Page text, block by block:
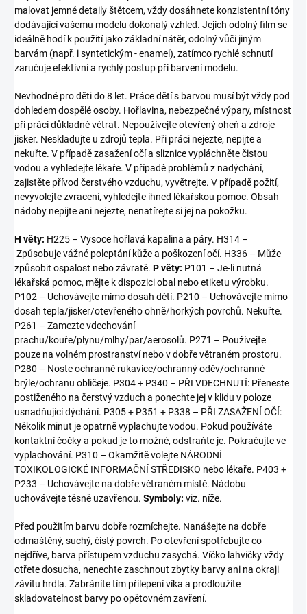
malovat jemné detaily štětcem, vždy dosáhnete konzistentní tóny
dodávající vašemu modelu dokonalý vzhled. Jejich odolný film se
ideálně hodí k použití jako základní nátěr, odolný vůči jiným
barvám (např. i syntetickým - enamel), zatímco rychlé schnutí
zaručuje efektivní a rychlý postup při barvení modelu.
Nevhodné pro děti do 8 let. Práce dětí s barvou musí být vždy pod
dohledem dospělé osoby. Hořlavina, nebezpečné výpary, místnost
při práci důkladně větrat. Nepoužívejte otevřený oheň a zdroje
jisker. Neskladujte u zdrojů tepla. Při práci nejezte, nepijte a
nekuřte. V případě zasažení očí a sliznice vypláchněte čistou
vodou a vyhledejte lékaře. V případě problémů z nadýchání,
zajistěte přívod čerstvého vzduchu, vyvětrejte. V případě požití,
nevyvolejte zvracení, vyhledejte ihned lékařskou pomoc. Obsah
nádoby nepijte ani nejezte, nenatírejte si jej na pokožku.
H věty: H225 – Vysoce hořlavá kapalina a páry. H314 –
Způsobuje vážné poleptání kůže a poškození očí. H336 – Může
způsobit ospalost nebo závratě. P věty: P101 – Je-li nutná
lékařská pomoc, mějte k dispozici obal nebo etiketu výrobku.
P102 – Uchovávejte mimo dosah dětí. P210 – Uchovávejte mimo
dosah tepla/jisker/otevřeného ohně/horkých povrchů. Nekuřte.
P261 – Zamezte vdechování
prachu/kouře/plynu/mlhy/par/aerosolů. P271 – Používejte
pouze na volném prostranství nebo v dobře větraném prostoru.
P280 – Noste ochranné rukavice/ochranný oděv/ochranné
brýle/ochranu obličeje. P304 + P340 – PŘI VDECHNUTÍ: Přeneste
postiženého na čerstvý vzduch a ponechte jej v klidu v poloze
usnadňující dýchání. P305 + P351 + P338 – PŘI ZASAŽENÍ OČÍ:
Několik minut je opatrně vyplachujte vodou. Pokud používáte
kontaktní čočky a pokud je to možné, odstraňte je. Pokračujte ve
vyplachování. P310 – Okamžitě volejte NÁRODNÍ
TOXIKOLOGICKÉ INFORMAČNÍ STŘEDISKO nebo lékaře. P403 +
P233 – Uchovávejte na dobře větraném místě. Nádobu
uchovávejte těsně uzavřenou. Symboly: viz. níže.
Před použitím barvu dobře rozmíchejte. Nanášejte na dobře
odmaštěný, suchý, čistý povrch. Po otevření spotřebujte co
nejdříve, barva přístupem vzduchu zasychá. Víčko lahvičky vždy
otřete dosucha, nenechte zaschnout zbytky barvy ani na okraji
závitu hrdla. Zabráníte tím přilepení víka a prodloužíte
skladovatelnost barvy po opětovném zavření.